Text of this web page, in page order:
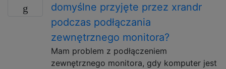
domyślne przyjęte przez xrandr
podczas podłączania
zewnętrznego monitora?
Mam problem z podłączeniem
zewnętrznego monitora, gdy komputer jest